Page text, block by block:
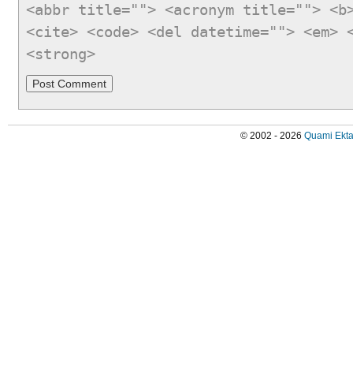
<abbr title=""> <acronym title="">
<cite> <code> <del datetime="">
<strong>
© 2002 - 2026 Quami